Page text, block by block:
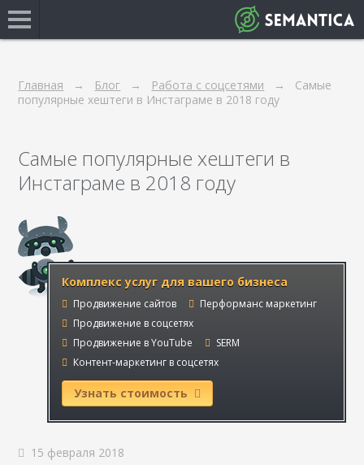
Главная Блог Работа с соцсетями
Самые
популярные хештеги в Инстаграме в 2018 году
Самые популярные хештеги в
Инстаграме в 2018 году
Комплекс услуг для вашего бизнеса
Продвижение сайтов
Перформанс маркетинг
Продвижение в соцсетях
Продвижение в YouTube
SERM
Контент-маркетинг в соцсетях
Узнать стоимость
15 февраля 2018